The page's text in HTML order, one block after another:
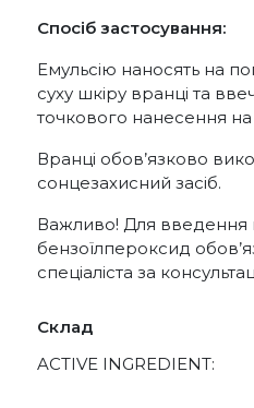
Спосіб застосування:
Емульсію наносять на
суху шкіру вранці та
точкового нанесення
Вранці обов’язково
сонцезахисний засіб.
Важливо! Для введення
бензоїлпероксид
спеціаліста за
Склад
ACTIVE INGREDIENT: